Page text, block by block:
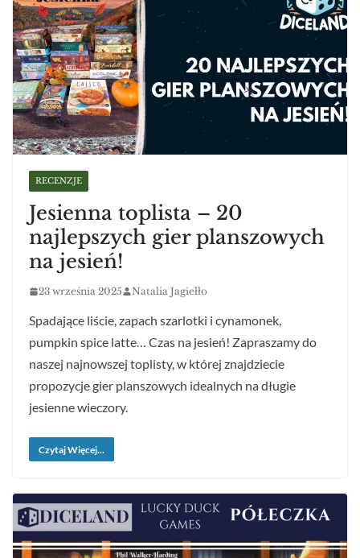
RECENZJE
Jesienna toplista – 20
najlepszych gier planszowych
na jesień!
23 września 2025 Natalia Jagiełło
Spadające liście, zapach szarlotki i cynamonek,
pumpkin spice latte… Czas na jesień! Zapraszamy do
naszej najnowszej toplisty, w której znajdziecie
propozycje gier planszowych idealnych na długie
jesienne wieczory.
Czytaj Więcej...